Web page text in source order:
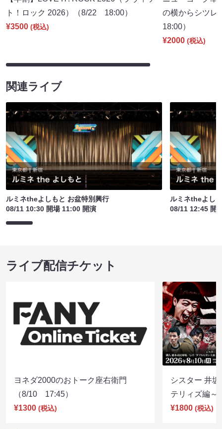
ト！ロック 2026）（8/22 18:00）
¥3500 (税込)
の横からシツ
18:00）
¥2000 (税込)
関連ライブ
ルミネtheよしもと お盆特別興行
08/11 10:30 開場 11:00 開演
ルミネtheよし
08/11 12:45 開
ライブ配信チケット
ヨネダ2000のおトーク座右衛門
（8/10 17:45）
¥1300 (税込)
シスター 井
テリィズ編
¥1800 (税込)